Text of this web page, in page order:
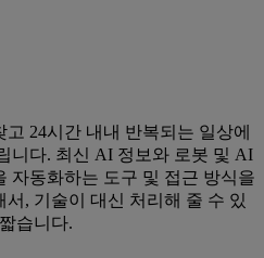
24시간 내내 반복되는 일상에
니다. 최신 AI 정보와 로봇 및 AI
자동화하는 도구 및 접근 방식을
, 기술이 대신 처리해 줄 수 있
습니다.